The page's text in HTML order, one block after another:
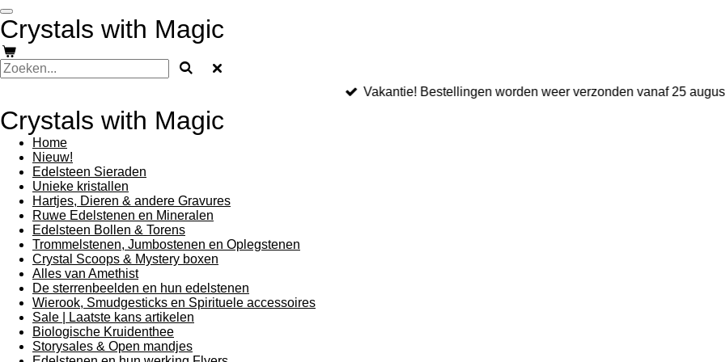
Ga
direct
naar
de
hoofdinhoud
Crystals with Magic
Vakantie! Bestellingen worden weer verzonden vanaf 25
Crystals with Magic
Home
Nieuw!
Edelsteen Sieraden
Unieke kristallen
Hartjes, Dieren & andere Gravures
Ruwe Edelstenen en Mineralen
Edelsteen Bollen & Torens
Trommelstenen, Jumbostenen en Oplegstenen
Crystal Scoops & Mystery boxen
Alles van Amethist
De sterrenbeelden en hun edelstenen
Wierook, Smudgesticks en Spirituele accessoires
Sale | Laatste kans artikelen
Biologische Kruidenthee
Storysales & Open mandjes